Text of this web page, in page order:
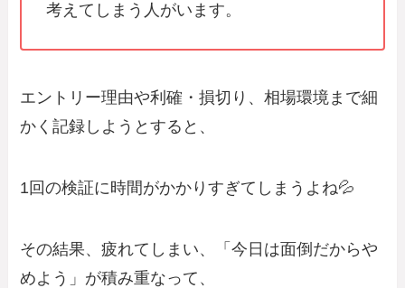
考えてしまう人がいます。
エントリー理由や利確・損切り、相場環境まで細
かく記録しようとすると、
1回の検証に時間がかかりすぎてしまうよね💦
その結果、疲れてしまい、「今日は面倒だからや
めよう」が積み重なって、